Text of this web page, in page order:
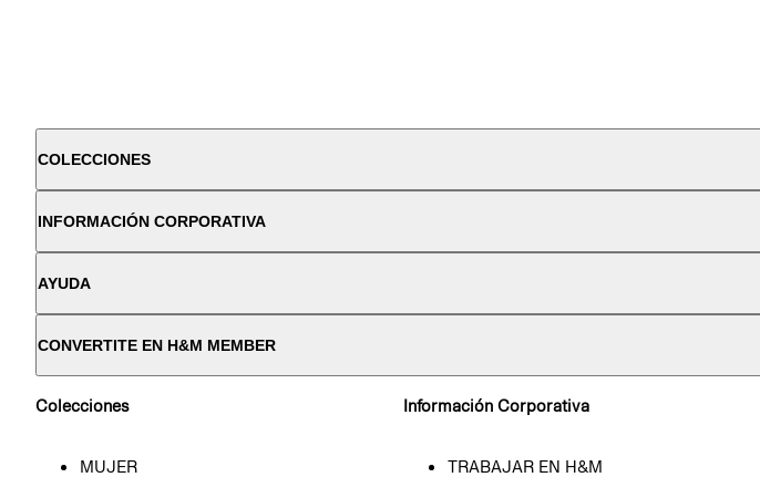
COLECCIONES
INFORMACIÓN CORPORATIVA
AYUDA
CONVERTITE EN H&M MEMBER
Colecciones
MUJER
Información Corporativa
TRABAJAR EN H&M